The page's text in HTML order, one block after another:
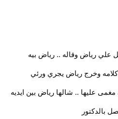
علي رياض وقاله .. رياض بيه
وخرج رياض يجري ورئي
عليها .. شالها رياض بين ايديه
بالدكتور